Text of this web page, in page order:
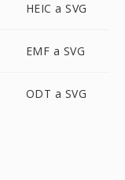
HEIC a SVG
EMF a SVG
ODT a SVG